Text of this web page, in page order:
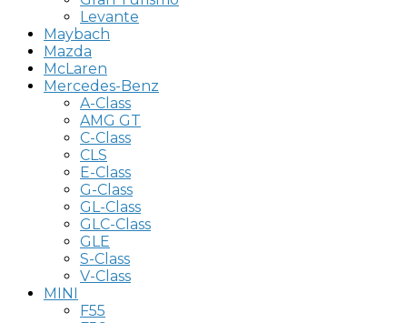
Levante
Maybach
Mazda
McLaren
Mercedes-Benz
A-Class
AMG GT
C-Class
CLS
E-Class
G-Class
GL-Class
GLC-Class
GLE
S-Class
V-Class
MINI
F55